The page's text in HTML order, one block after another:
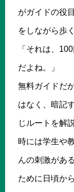
がガイドの役
をしながら歩
「それは、
だよね。」
無料ガイドだ
はなく、暗記
じルートを解
時には学生や
んの刺激があ
ために日頃か